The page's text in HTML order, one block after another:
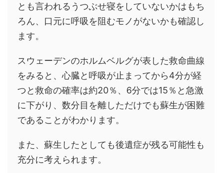
とも言われるうつぶせ寝をしていないかはもち
ろん、口元に呼吸を阻むモノがないかも確認し
ます。
スウェーデンのホルムベルグが表した救命曲線
をみると、心臓と呼吸が止まってから4分が経
つと救命の確率は約20％、6分では15％と急激
に下がり、数分目を離しただけでも蘇生が困難
であることがわかります。
また、蘇生したとしても後遺症が残る可能性も
充分に考えられます。